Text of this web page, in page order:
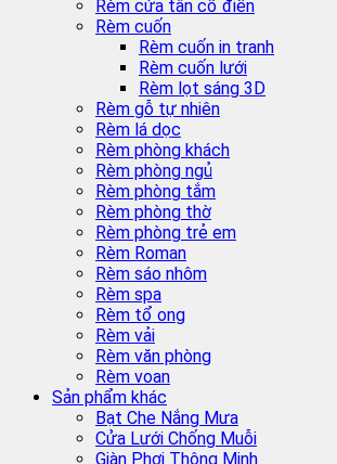
Rèm cửa tân cổ điển
Rèm cuốn
Rèm cuốn in tranh
Rèm cuốn lưới
Rèm lọt sáng 3D
Rèm gỗ tự nhiên
Rèm lá dọc
Rèm phòng khách
Rèm phòng ngủ
Rèm phòng tắm
Rèm phòng thờ
Rèm phòng trẻ em
Rèm Roman
Rèm sáo nhôm
Rèm spa
Rèm tổ ong
Rèm vải
Rèm văn phòng
Rèm voan
Sản phẩm khác
Bạt Che Nắng Mưa
Cửa Lưới Chống Muỗi
Giàn Phơi Thông Minh